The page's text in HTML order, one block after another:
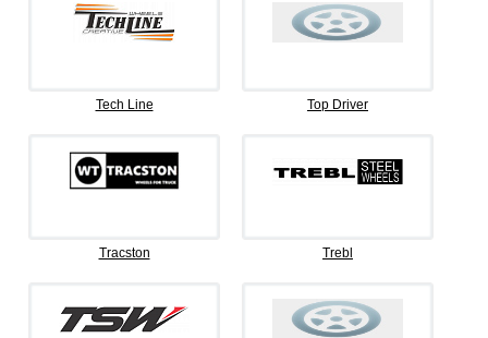
Tech Line Top Driver
Tracston Trebl